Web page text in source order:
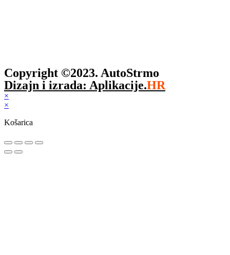
Copyright ©2023. AutoStrmo
Dizajn i izrada: Aplikacije.HR
×
×
Košarica